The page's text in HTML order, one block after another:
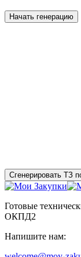
Начать генерацию
Сгенерировать ТЗ
Готовые
ОКПД2
Напишите нам: